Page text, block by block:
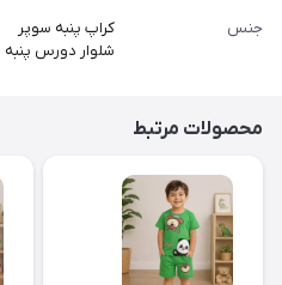
جنس
کراپ پنبه سوپر
شلوار دورس پنبه
محصولات مرتبط